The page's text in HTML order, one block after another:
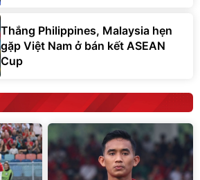
Thắng Philippines, Malaysia hẹn
gặp Việt Nam ở bán kết ASEAN
Cup